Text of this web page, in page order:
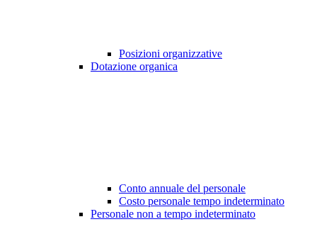
Posizioni organizzative
Dotazione organica
Conto annuale del personale
Costo personale tempo indeterminato
Personale non a tempo indeterminato